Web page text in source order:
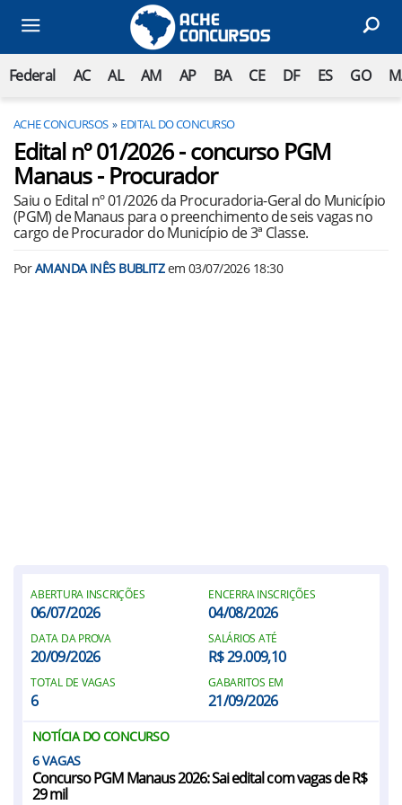
Federal AC AL AM AP BA CE DF ES GO
ACHE CONCURSOS EDITAL DO CONCURSO
Edital nº 01/2026 - concurso PGM
Manaus - Procurador
Saiu o Edital nº 01/2026 da Procuradoria-Geral do Município
(PGM) de Manaus para o preenchimento de seis vagas no
cargo de Procurador do Município de 3ª Classe.
PorAMANDA INÊS BUBLITZem 03/07/2026 18:30
ABERTURA INSCRIÇÕES
06/07/2026
ENCERRA INSCRIÇÕES
04/08/2026
DATA DA PROVA
20/09/2026
SALÁRIOS ATÉ
R$ 29.009,10
TOTAL DE VAGAS
6
GABARITOS EM
21/09/2026
NOTÍCIA DO CONCURSO
6
Concurso PGM Manaus 2026: Sai edital com vagas de R$
29 mil